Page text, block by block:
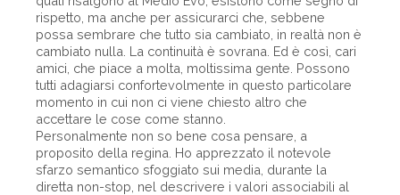
rispetto, ma anche per assicurarci che, sebbene
possa sembrare che tutto sia cambiato, in realtà non è
cambiato nulla. La continuità è sovrana. Ed è così, cari
amici, che piace a molta, moltissima gente. Possono
tutti adagiarsi confortevolmente in questo particolare
momento in cui non ci viene chiesto altro che
accettare le cose come stanno.
Personalmente non so bene cosa pensare, a
proposito della regina. Ho apprezzato il notevole
sfarzo semantico sfoggiato sui media, durante la
diretta non-stop, nel descrivere i valori associabili al